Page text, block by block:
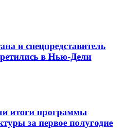
и спецпредставитель
в Нью-Дели
итоги программы
за первое полугодие